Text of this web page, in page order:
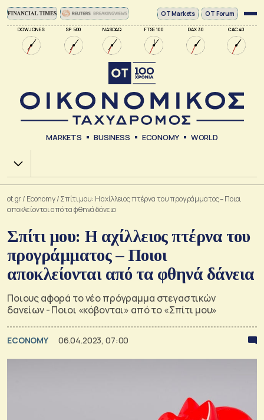
DOW JONES SP 500 NASDAQ FTSE 100 DAX 30 CAC 40
ΟΤ Markets OT Forum
MARKETS BUSINESS ECONOMY WORLD
Χ.Α.
ot.gr/ Economy/Σπίτι μου: Η αχίλλειος πτέρνα του προγράμματος – Ποιοι
αποκλείονται από τα φθηνά δάνεια
Σπίτι μου: Η αχίλλειος πτέρνα του
προγράμματος – Ποιοι
αποκλείονται από τα φθηνά δάνεια
Ποιους αφορά το νέο πρόγραμμα στεγαστικών
δανείων - Ποιοι «κόβονται» από το «Σπίτι μου»
ECONOMY 06.04.2023, 07:00